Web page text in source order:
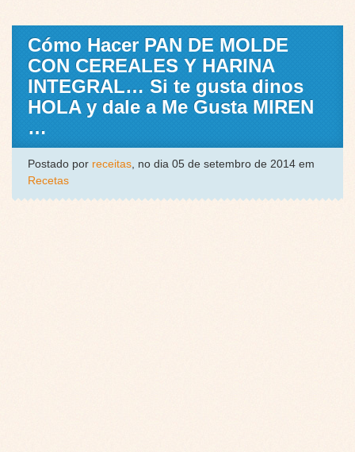
Cómo Hacer PAN DE MOLDE
CON CEREALES Y HARINA
INTEGRAL… Si te gusta dinos
HOLA y dale a Me Gusta MIREN
…
Postado por receitas, no dia 05 de setembro de 2014 em
Recetas